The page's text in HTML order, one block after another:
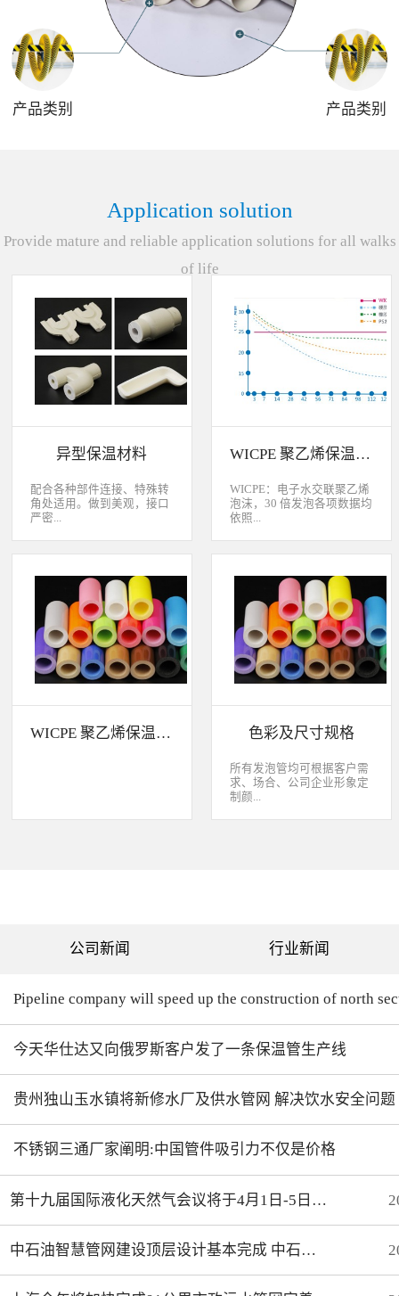
产品类别
产品类别
Application solution
Provide mature and reliable application solutions for all walks
of life
异型保温材料
配合各种部件连接、特殊转
角处适用。做到美观，接口
严密...
成本以下是部分产品及设计
展示，欢迎咨询。
WICPE 聚乙烯保温材料各种特性比较说明
WICPE：电子水交联聚乙烯
泡沫，30 倍发泡各项数据均
依照...
WICPE 与其他发泡体吸水率
与保温效果比较 WICPE 的
防音性WICPE 的化学药品性
WICPE 聚乙烯保温材料特性介绍 色彩及尺寸规格
所有发泡管均可根据客户需
求、场合、公司企业形象定
制颜...
10mm—90mm内径：实心—
公司新闻 行业新闻
今天华仕达又向俄罗斯客户发了一条保温管生产线
贵州独山玉水镇将新修水厂及供水管网 解决饮水安全问题
不锈钢三通厂家阐明:中国管件吸引力不仅是价格
第十九届国际液化天然气会议将于4月1日-5日在上海召开
中石油智慧管网建设顶层设计基本完成 中石化智能化管道取得初步成效